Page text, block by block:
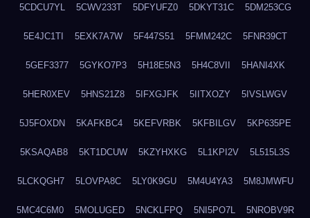
5CDCU7YL 5CWV233T 5DFYUFZ0 5DKYT31C 5DM253CG
5E4JC1TI 5EXK7A7W 5F447S51 5FMM242C 5FNR39CT
5GEF3377 5GYKO7P3 5H18E5N3 5H4C8VII 5HANI4XK
5HER0XEV 5HNS21Z8 5IFXGJFK 5IITXOZY 5IVSLWGV
5J5FOXDN 5KAFKBC4 5KEFVRBK 5KFBILGV 5KP635PE
5KSAQAB8 5KT1DCUW 5KZYHXKG 5L1KPI2V 5L515L3S
5LCKQGH7 5LOVPA8C 5LY0K9GU 5M4U4YA3 5M8JMWFU
5MC4C6M0 5MOLUGED 5NCKLFPQ 5NI5PO7L 5NROBV9R